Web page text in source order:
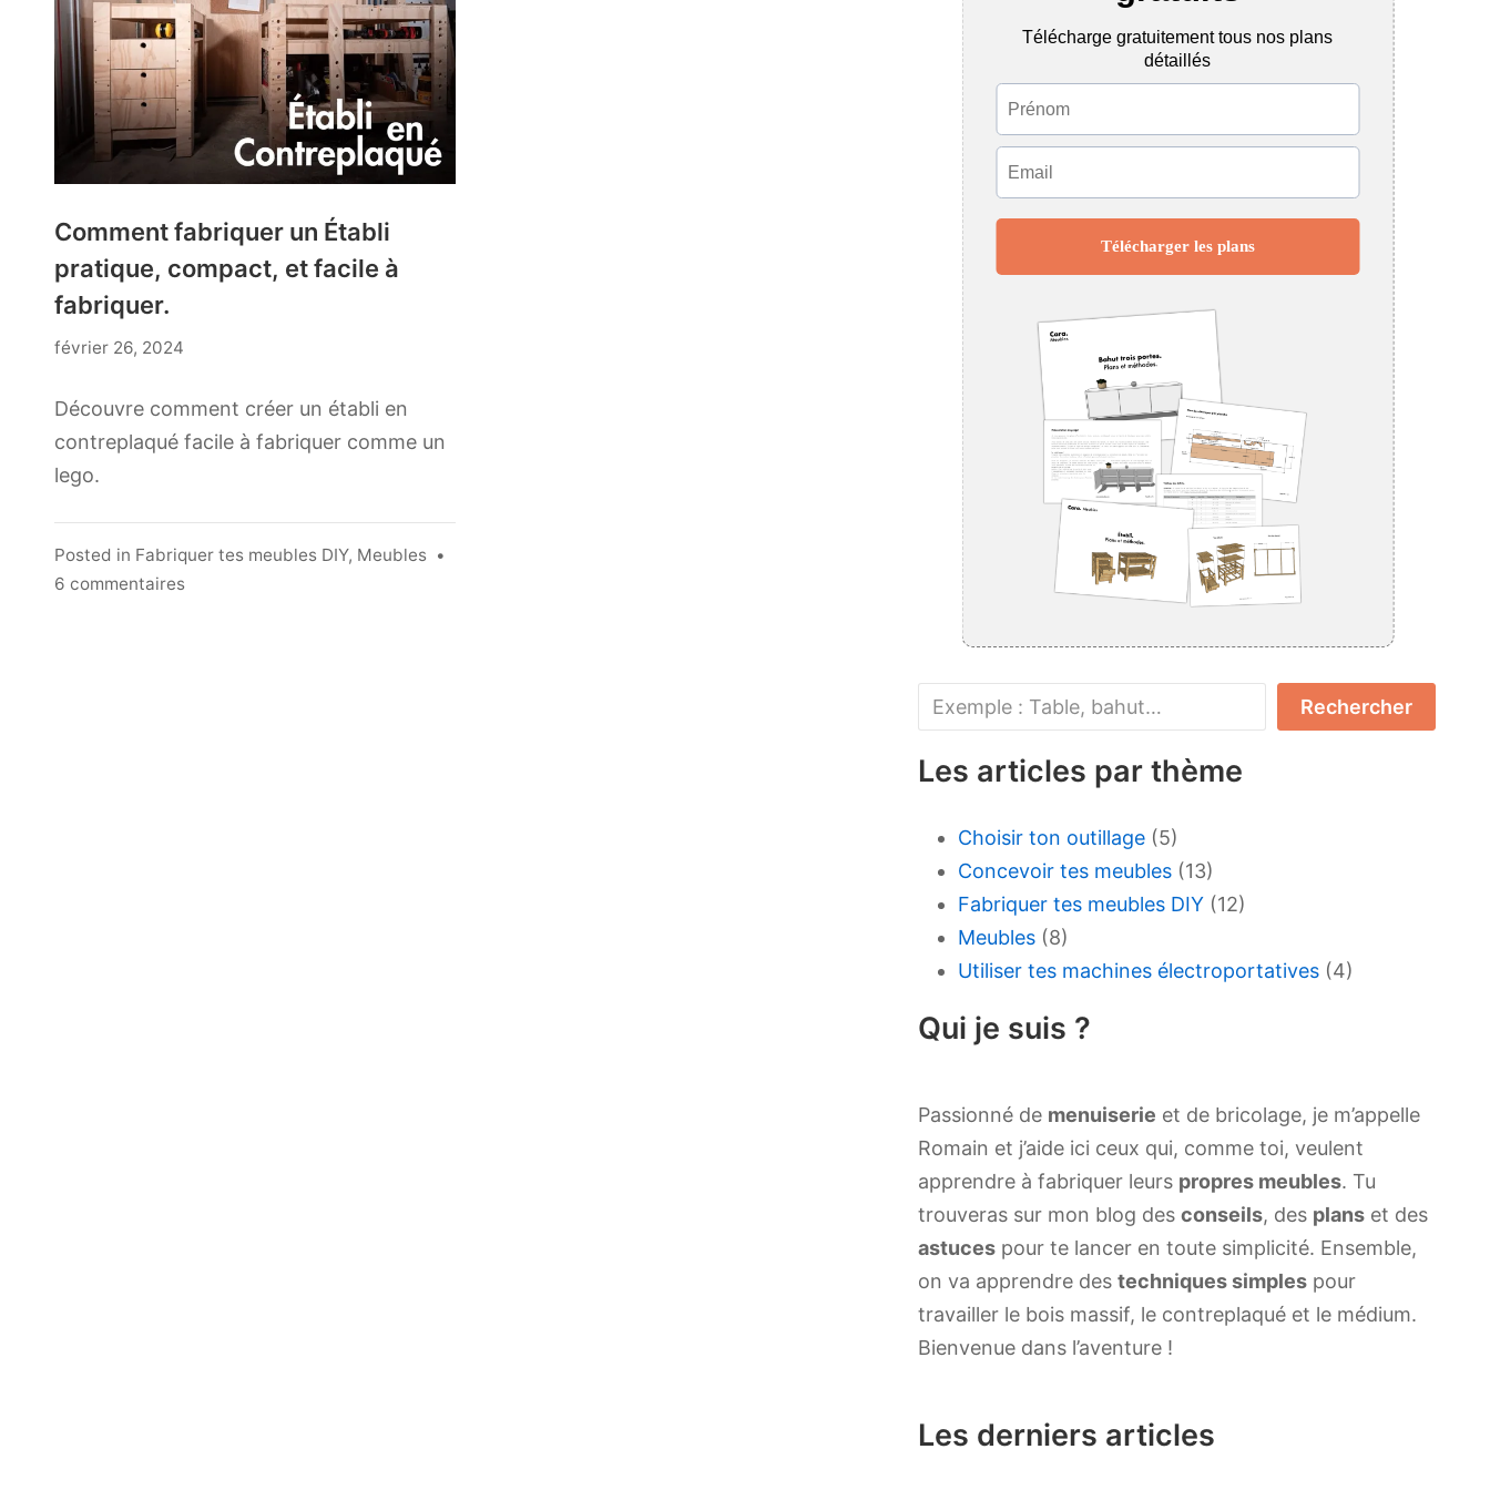
Comment fabriquer un Établi
pratique, compact, et facile à
fabriquer.
février 26, 2024
2024
Découvre comment créer un établi en
contreplaqué facile à fabriquer comme un
lego.
Posted in Fabriquer tes meubles DIY, Meubles •
6 commentairessur
Rechercher Rechercher
Les articles par thème
Choisir ton outillage (5)
Concevoir tes meubles (13)
Fabriquer tes meubles DIY (12)
Meubles (8)
Utiliser tes machines électroportatives (4)
Qui je suis ?
Passionné de menuiserie et de bricolage, je m’appelle
Romain et j’aide ici ceux qui, comme toi, veulent
apprendre à fabriquer leurs propres meubles. Tu
trouveras sur mon blog des conseils, des plans et des
astuces pour te lancer en toute simplicité. Ensemble,
on va apprendre des techniques simples pour
travailler le bois massif, le contreplaqué et le médium.
Bienvenue dans l’aventure !
Les derniers articles